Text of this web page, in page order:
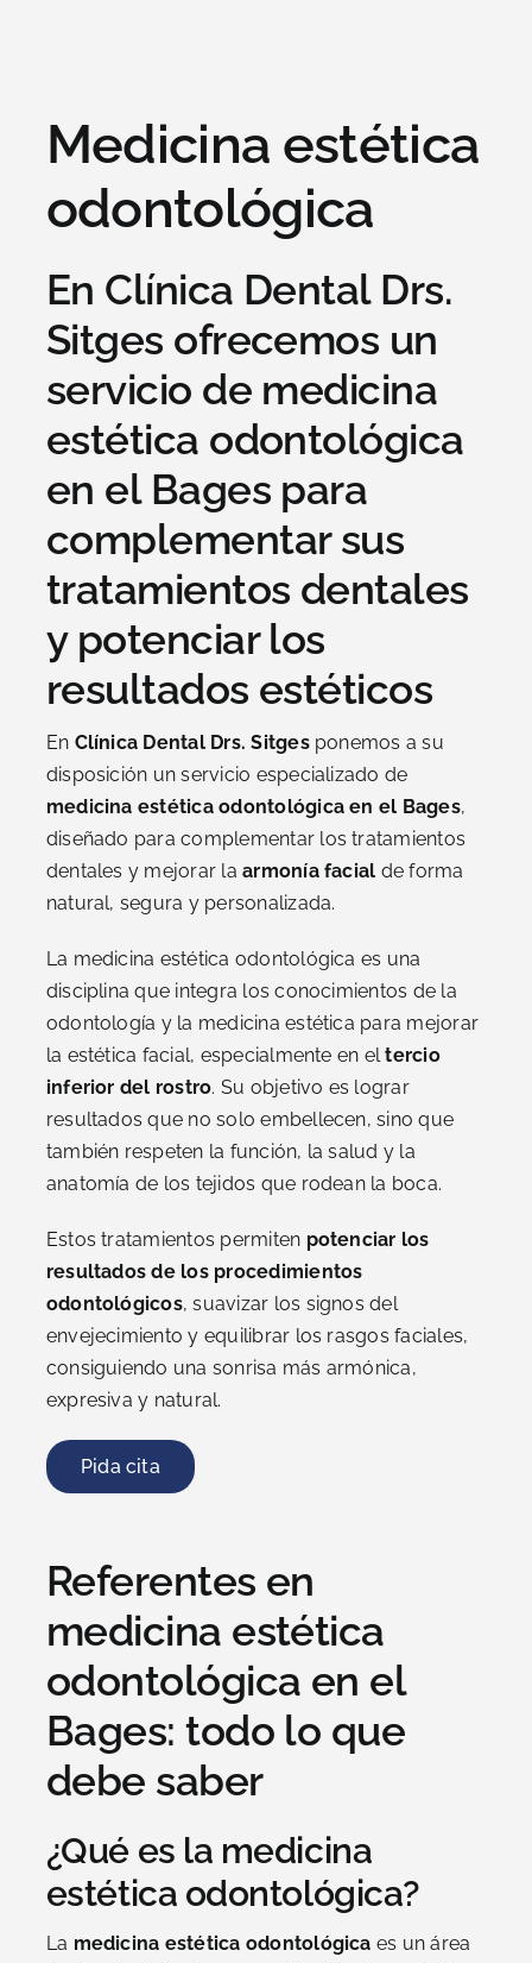
Medicina estética
odontológica
En Clínica Dental Drs.
Sitges ofrecemos un
servicio de medicina
estética odontológica
en el Bages para
complementar sus
tratamientos dentales
y potenciar los
resultados estéticos
En Clínica Dental Drs. Sitgesponemos a su
disposición un servicio especializado de
medicina estética odontológica en el Bages,
diseñado para complementar los tratamientos
dentales y mejorar laarmonía facial de forma
natural, segura y personalizada.
La medicina estética odontológica es una
disciplina que integra los conocimientos de la
odontología y la medicina estética para mejorar
la estética facial, especialmente en eltercio
inferior del rostro. Su objetivo es lograr
resultados que no solo embellecen, sino que
también respeten la función, la salud y la
anatomía de los tejidos que rodean la boca.
Estos tratamientos permiten potenciar los
resultados de los procedimientos
odontológicos, suavizar los signos del
envejecimiento y equilibrar los rasgos faciales,
consiguiendo una sonrisa más armónica,
expresiva y natural.
Pida cita
Referentes en
medicina estética
odontológica en el
Bages: todo lo que
debe saber
¿Qué es la medicina
estética odontológica?
La medicina estética odontológica es un área